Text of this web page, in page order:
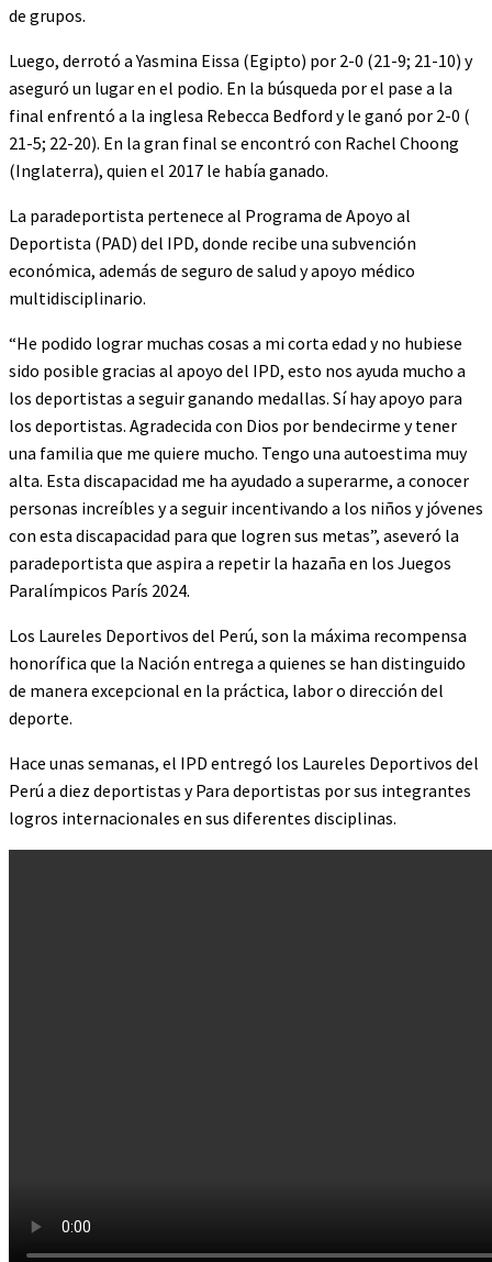
de grupos.
Luego, derrotó a Yasmina Eissa (Egipto) por 2-0 (21-9; 21-10) y
aseguró un lugar en el podio. En la búsqueda por el pase a la
final enfrentó a la inglesa Rebecca Bedford y le ganó por 2-0 (
21-5; 22-20). En la gran final se encontró con Rachel Choong
(Inglaterra), quien el 2017 le había ganado.
La paradeportista pertenece al Programa de Apoyo al
Deportista (PAD) del IPD, donde recibe una subvención
económica, además de seguro de salud y apoyo médico
multidisciplinario.
“He podido lograr muchas cosas a mi corta edad y no hubiese
sido posible gracias al apoyo del IPD, esto nos ayuda mucho a
los deportistas a seguir ganando medallas. Sí hay apoyo para
los deportistas. Agradecida con Dios por bendecirme y tener
una familia que me quiere mucho. Tengo una autoestima muy
alta. Esta discapacidad me ha ayudado a superarme, a conocer
personas increíbles y a seguir incentivando a los niños y jóvenes
con esta discapacidad para que logren sus metas”, aseveró la
paradeportista que aspira a repetir la hazaña en los Juegos
Paralímpicos París 2024.
Los Laureles Deportivos del Perú, son la máxima recompensa
honorífica que la Nación entrega a quienes se han distinguido
de manera excepcional en la práctica, labor o dirección del
deporte.
Hace unas semanas, el IPD entregó los Laureles Deportivos del
Perú a diez deportistas y Para deportistas por sus integrantes
logros internacionales en sus diferentes disciplinas.